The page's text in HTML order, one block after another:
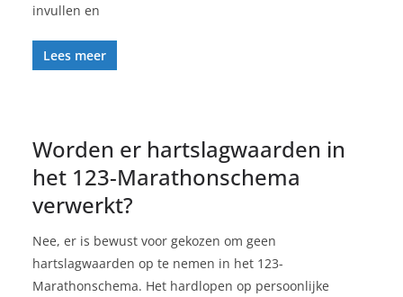
invullen en
Lees meer
Worden er hartslagwaarden in
het 123-Marathonschema
verwerkt?
Nee, er is bewust voor gekozen om geen
hartslagwaarden op te nemen in het 123-
Marathonschema. Het hardlopen op persoonlijke